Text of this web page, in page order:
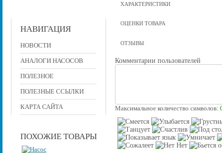
НАВИГАЦИЯ
НОВОСТИ
АНАЛОГИ НАСОСОВ
ПОЛЕЗНОЕ
ПОЛЕЗНЫЕ ССЫЛКИ
КАРТА САЙТА
ПОХОЖИЕ ТОВАРЫ
ХАРАКТЕРИСТИКИ
ОЦЕНКИ ТОВАРА
ОТЗЫВЫ
Комментарии пользователей
Максимальное количество символов: